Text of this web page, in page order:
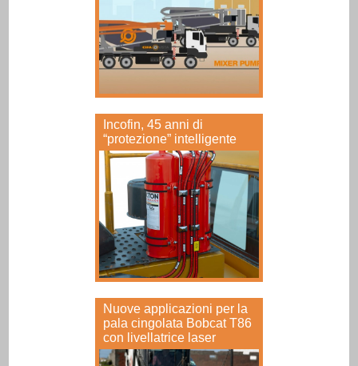
Incofin, 45 anni di
“protezione” intelligente
Nuove applicazioni per la
pala cingolata Bobcat T86
con livellatrice laser